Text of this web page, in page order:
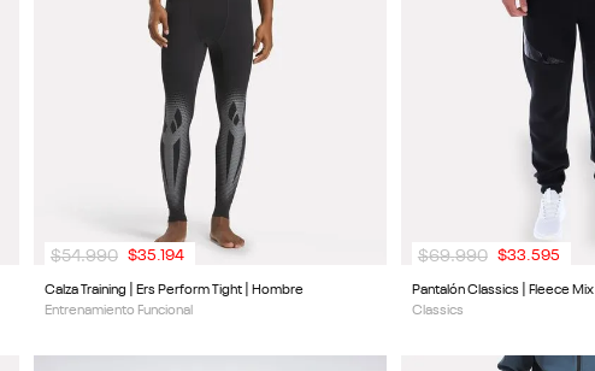
Calza Training | Ers Perform Tight | Hombre
Entrenamiento Funcional
$54.990 $35.194
Pantalón Classics | Fleece
Classics
$69.990 $33.595